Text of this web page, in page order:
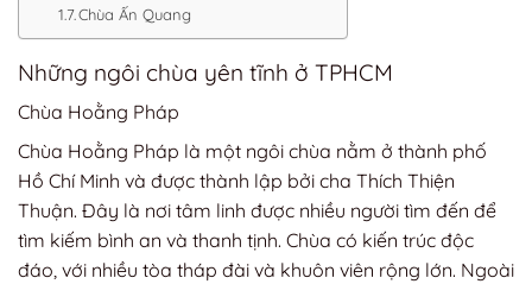
Chùa Ấn Quang
Những ngôi chùa yên tĩnh ở TPHCM
Chùa Hoằng Pháp
Chùa Hoằng Pháp là một ngôi chùa nằm ở thành phố
Hồ Chí Minh và được thành lập bởi cha Thích Thiện
Thuận. Đây là nơi tâm linh được nhiều người tìm đến để
tìm kiếm bình an và thanh tịnh. Chùa có kiến trúc độc
đáo, với nhiều tòa tháp đài và khuôn viên rộng lớn. Ngoài